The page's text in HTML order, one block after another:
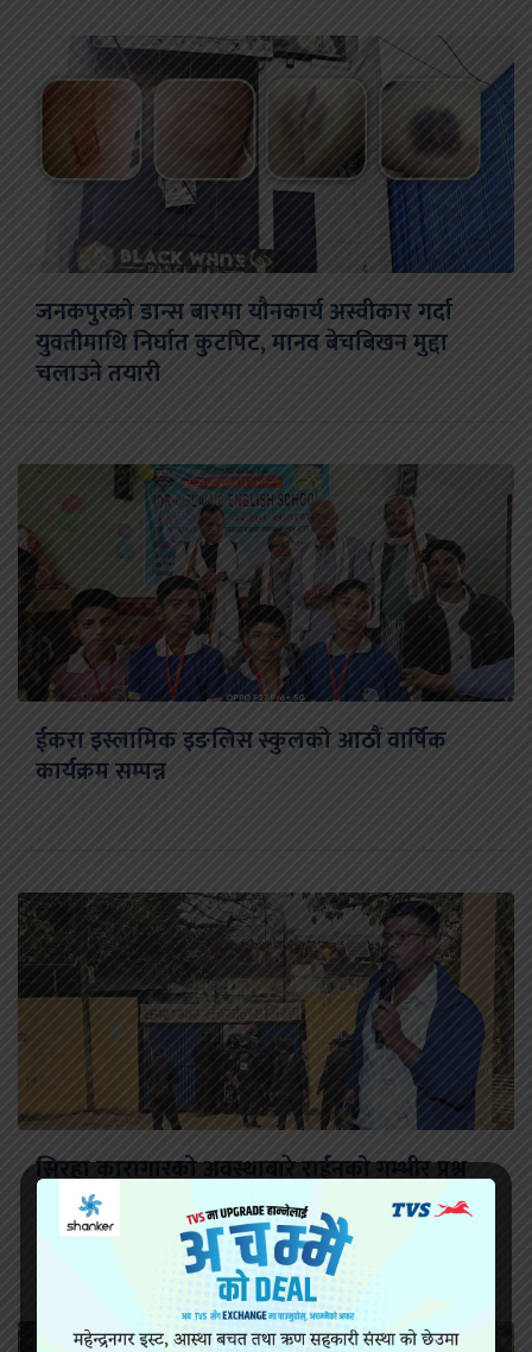
जनकपुरको डान्स बारमा यौनकार्य अस्वीकार गर्दा
युवतीमाथि निर्घात कुटपिट, मानव बेचबिखन मुद्दा
चलाउने तयारी
ईकरा इस्लामिक इङलिस स्कुलको आठौं वार्षिक
कार्यक्रम सम्पन्न
सिरहा कारागारको अवस्थाबारे राईनको गम्भीर प्रश्न